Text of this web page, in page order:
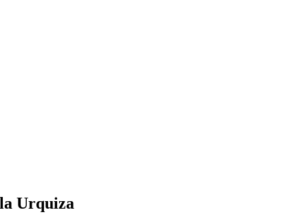
Urquiza